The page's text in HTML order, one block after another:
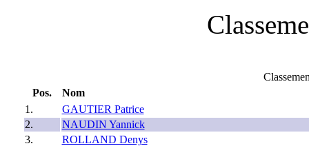
Pos.
Nom
1.
GAUTIER Patrice
2.
NAUDIN Yannick
3.
ROLLAND Denys